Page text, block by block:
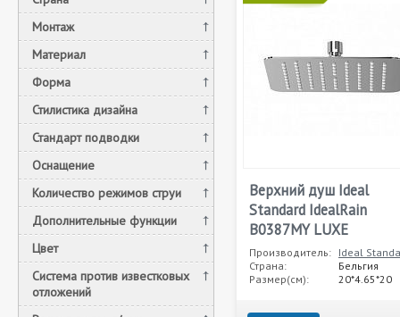
Монтаж
Материал
Форма
Стилистика дизайна
Стандарт подводки
Оснащение
Количество режимов струи
Дополнительные функции
Цвет
Система против известковых
отложений
Верхний душ Ideal
Standard IdealRain
B0387MY LUXE
Производитель: Ideal
Страна:
Бельгия
Размер(см):
20*4.65*20